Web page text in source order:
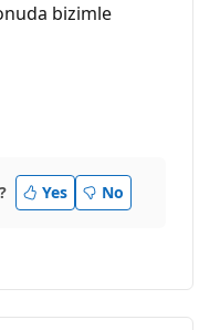
bizimle
Yes No